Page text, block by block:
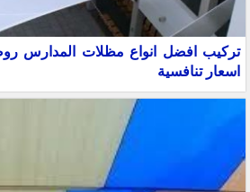
تركيب افضل انواع مظلات المدارس
اسعار تنافسية